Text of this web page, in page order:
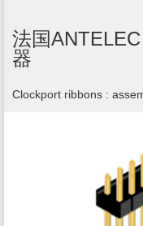
法国
器
Clockport ribbons :